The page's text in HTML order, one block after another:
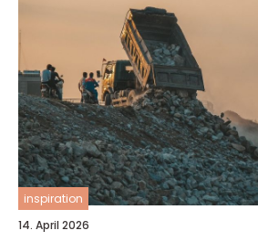
inspiration
14. April 2026